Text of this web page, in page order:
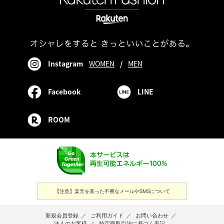
Instagram WOMEN / MEN
Facebook LINE
ROOM
【注意】楽天を装った不審なメールやSMSについて
新規会員登録 ／ ご利用ガイド ／ お問い合わせ ／